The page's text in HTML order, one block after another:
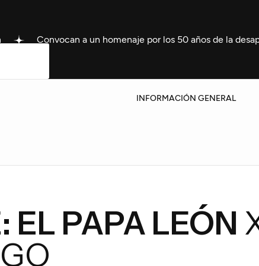
a un homenaje por los 50 años de la desaparición de
INFORMACIÓN GENERAL
EL PAPA LEÓN